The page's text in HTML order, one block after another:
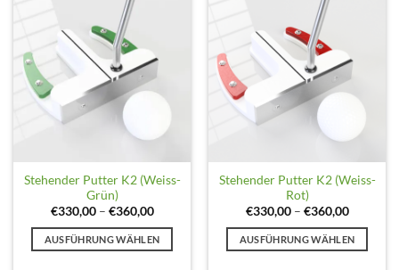
Produktseite
gewählt
werden
Produktseite
gewählt
werden
Stehender Putter K2 (Weiss-
Grün)
€330,00– €360,00
AUSFÜHRUNG WÄHLEN
Stehender Putter K2 (Weiss-
Rot)
€330,00– €360,00
AUSFÜHRUNG WÄHLEN